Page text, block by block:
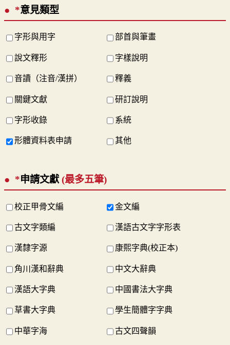
*意見類型
字形與用字 部首與筆畫
說文釋形 字樣說明
音讀（注音/漢拼） 釋義
關鍵文獻 研訂說明
字形收錄 系統
形體資料表申請 其他
*申請文獻 (最多五筆)
校正甲骨文編 金文編
古文字類編 漢語古文字字形表
漢隸字源 康熙字典(校正本)
角川漢和辭典 中文大辭典
漢語大字典 中國書法大字典
草書大字典 學生簡體字字典
中華字海 古文四聲韻